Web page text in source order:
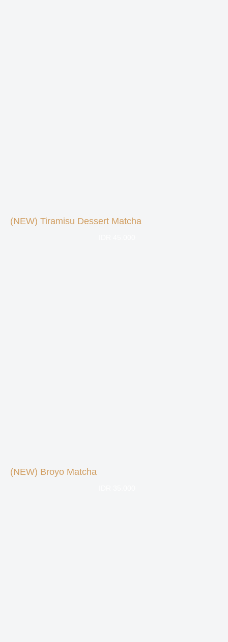
(NEW) Tiramisu Dessert Matcha
(NEW) Broyo Matcha